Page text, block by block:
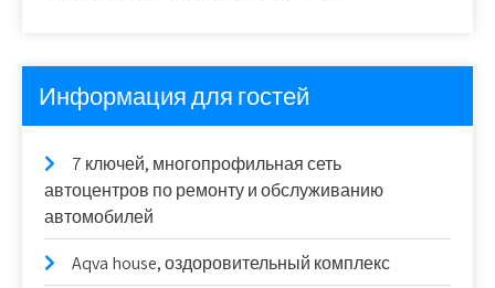
Информация для гостей
7 ключей, многопрофильная сеть
автоцентров по ремонту и обслуживанию
автомобилей
Aqva house, оздоровительный комплекс